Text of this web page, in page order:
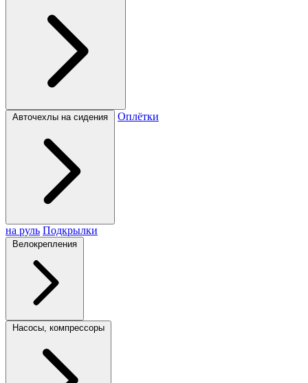
Авточехлы на сидения Оплётки
на руль Подкрылки
Велокрепления
Насосы, компрессоры